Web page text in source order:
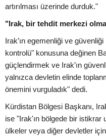
artırılması üzerinde durduk."
"Irak, bir tehdit merkezi
Irak’ın egemenliği ve
kontrolü" konusuna değinen
güçlendirmek ve Irak’ın
yalnızca devletin elinde
önemini vurguladık" dedi.
Kürdistan Bölgesi Başkanı,
ise "Irak'ın bölgede bir
ülkeler veya diğer devletler